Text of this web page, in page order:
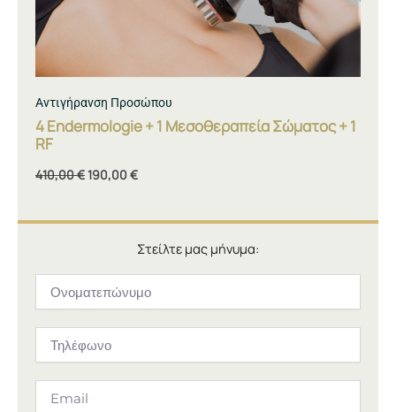
Αντιγήρανση Προσώπου
4 Endermologie + 1 Μεσοθεραπεία Σώματος + 1
RF
410,00€190,00 €
Στείλτε μας μήνυμα: